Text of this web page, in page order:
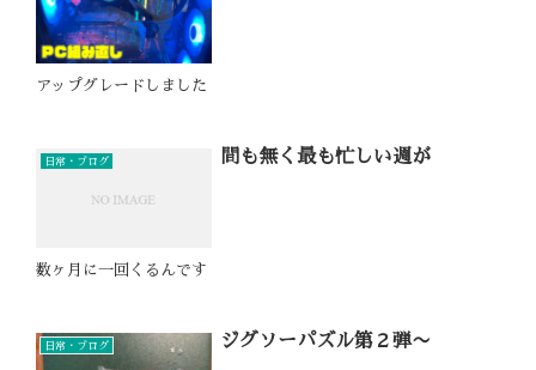
アップグレードしました
日常・ブログ 間も無く最も忙しい週が
数ヶ月に一回くるんです
日常・ブログ ジグソーパズル第２弾〜